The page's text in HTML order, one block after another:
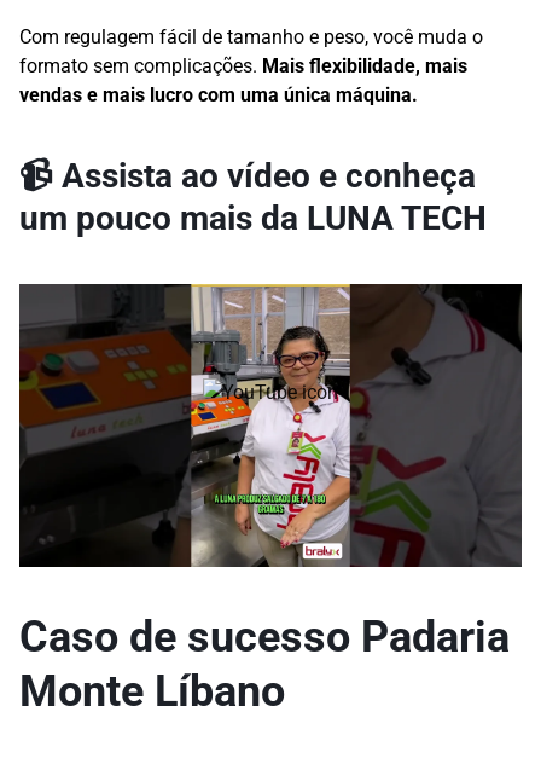
Com regulagem fácil de tamanho e peso, você muda o
formato sem complicações. Mais flexibilidade, mais
vendas e mais lucro com uma única máquina.
📹 Assista ao vídeo e conheça
um pouco mais da LUNA TECH
Caso de sucesso Padaria
Monte Líbano